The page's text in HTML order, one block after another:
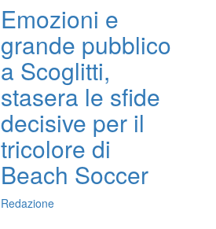
Emozioni e
grande pubblico
a Scoglitti,
stasera le sfide
decisive per il
tricolore di
Beach Soccer
Redazione